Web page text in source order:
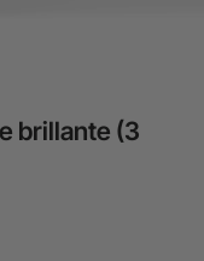
brillante (3